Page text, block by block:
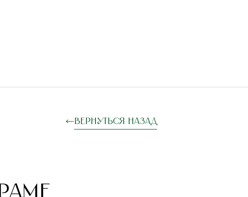
Вернуться назад